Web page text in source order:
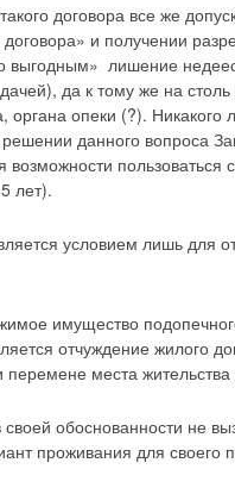
договора все же
и получении
выгодным» лишение
да к тому же на
опеки (?). Никакого
данного вопроса
возможности
лет).
условием лишь для
имущество
отчуждение жилого
места жительства
обоснованности не
проживания для своего